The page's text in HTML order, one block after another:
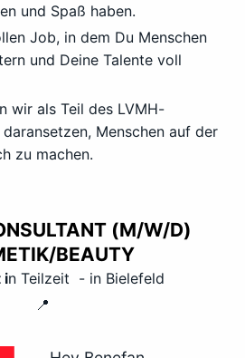
und Spaß haben.
Job, in dem Du Menschen
und Deine Talente voll
wir als Teil des LVMH-
Menschen auf der
zu machen.
(M/W/D)
BEAUTY
in Teilzeit - in Bielefeld
📍